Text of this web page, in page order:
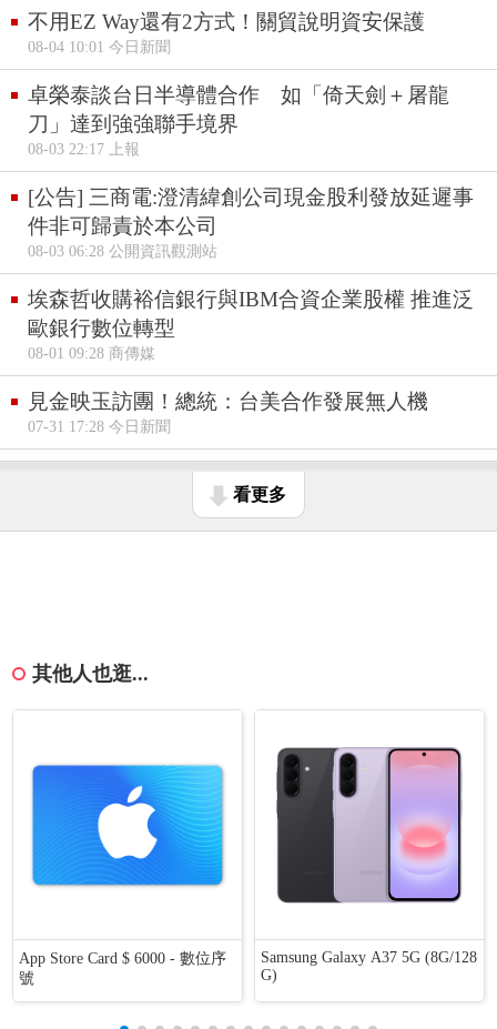
不用EZ Way還有2方式！關貿說明資安保護
08-04 10:01 今日新聞
卓榮泰談台日半導體合作 如「倚天劍＋屠龍
刀」達到強強聯手境界
08-03 22:17 上報
[公告] 三商電:澄清緯創公司現金股利發放延遲事
件非可歸責於本公司
08-03 06:28 公開資訊觀測站
埃森哲收購裕信銀行與IBM合資企業股權 推進泛
歐銀行數位轉型
08-01 09:28 商傳媒
見金映玉訪團！總統：台美合作發展無人機
07-31 17:28 今日新聞
看更多
其他人也逛...
App Store Card $ 6000 - 數位序
號
Samsung Galaxy A37 5G (8G/128
G)